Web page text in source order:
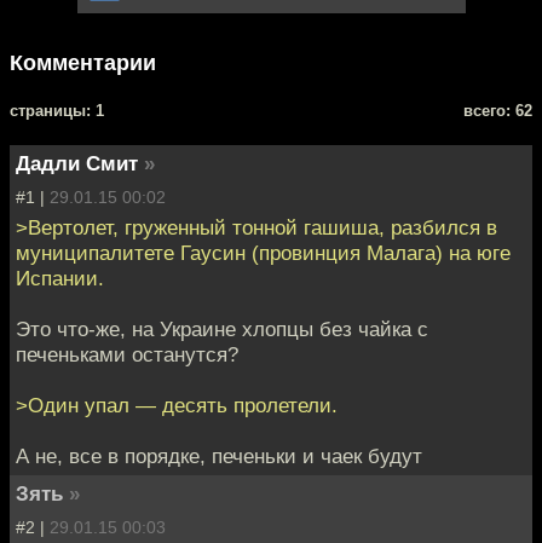
Комментарии
cтраницы: 1 всего: 62
Дадли Смит »
#1 | 29.01.15 00:02
>Вертолет, груженный тонной гашиша, разбился в
муниципалитете Гаусин (провинция Малага) на юге
Испании.
Это что-же, на Украине хлопцы без чайка с
печеньками останутся?
>Один упал — десять пролетели.
А не, все в порядке, печеньки и чаек будут
Зять »
#2 | 29.01.15 00:03